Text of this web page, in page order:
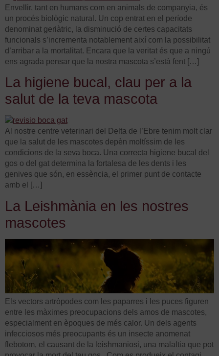
Envellir, tant en humans com en animals de companyia, és
un procés biològic natural. Un cop entrat en el període
denominat geriàtric, la disminució de certes capacitats
funcionals s’incrementa notablement així com la possibilitat
d’arribar a la mortalitat. Encara que la veritat és que a ningú
ens agrada pensar que la nostra mascota s’està fent […]
La higiene bucal, clau per a la
salut de la teva mascota
Al nostre centre veterinari del Delta de l’Ebre tenim molt clar
que la salut de les mascotes depèn moltíssim de les
condicions de la seva boca. Una correcta higiene bucal del
gos o del gat determina la fortalesa de les dents i les
genives que són, en essència, el primer punt de contacte
amb el […]
La Leishmània en les nostres
mascotes
Els vectors artròpodes com les paparres i les puces figuren
entre les màximes preocupacions dels amos de mascotes,
especialment en èpoques de més calor. Un dels agents
infecciosos més preocupants és un insecte anomenat
flebotom, el causant de la leishmaniosi, una malaltia que pot